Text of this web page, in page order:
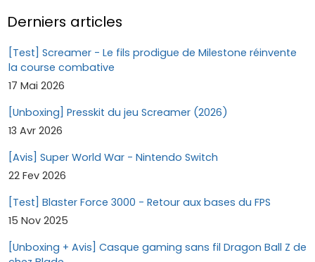
Derniers articles
[Test] Screamer - Le fils prodigue de Milestone réinvente
la course combative
17 Mai 2026
[Unboxing] Presskit du jeu Screamer (2026)
13 Avr 2026
[Avis] Super World War - Nintendo Switch
22 Fev 2026
[Test] Blaster Force 3000 - Retour aux bases du FPS
15 Nov 2025
[Unboxing + Avis] Casque gaming sans fil Dragon Ball Z de